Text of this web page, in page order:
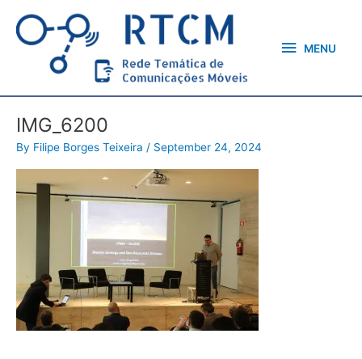
content
MENU
IMG_6200
By Filipe Borges Teixeira / September 24, 2024